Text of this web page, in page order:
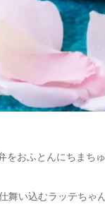
をおふとんにちまちゅ
仕舞い込むラッテち